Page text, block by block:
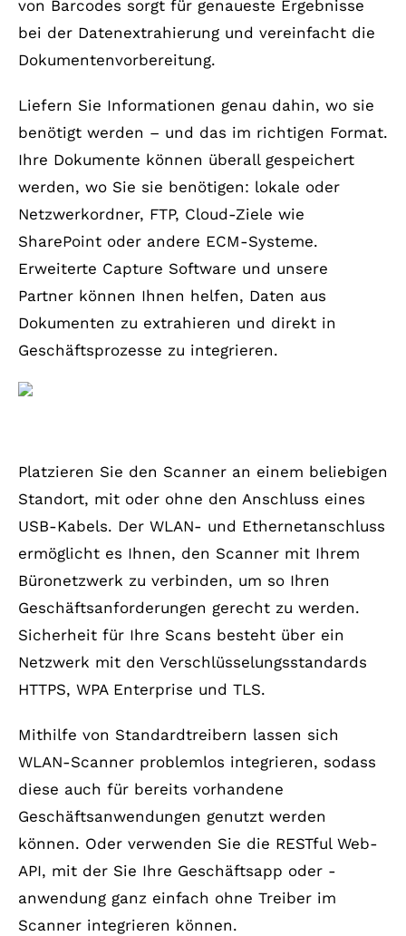
von Barcodes sorgt für genaueste Ergebnisse
bei der Datenextrahierung und vereinfacht die
Dokumentenvorbereitung.
Liefern Sie Informationen genau dahin, wo sie
benötigt werden – und das im richtigen Format.
Ihre Dokumente können überall gespeichert
werden, wo Sie sie benötigen: lokale oder
Netzwerkordner, FTP, Cloud-Ziele wie
SharePoint oder andere ECM-Systeme.
Erweiterte Capture Software und unsere
Partner können Ihnen helfen, Daten aus
Dokumenten zu extrahieren und direkt in
Geschäftsprozesse zu integrieren.
Platzieren Sie den Scanner an einem beliebigen
Standort, mit oder ohne den Anschluss eines
USB-Kabels. Der WLAN- und Ethernetanschluss
ermöglicht es Ihnen, den Scanner mit Ihrem
Büronetzwerk zu verbinden, um so Ihren
Geschäftsanforderungen gerecht zu werden.
Sicherheit für Ihre Scans besteht über ein
Netzwerk mit den Verschlüsselungsstandards
HTTPS, WPA Enterprise und TLS.
Mithilfe von Standardtreibern lassen sich
WLAN-Scanner problemlos integrieren, sodass
diese auch für bereits vorhandene
Geschäftsanwendungen genutzt werden
können. Oder verwenden Sie die RESTful Web-
API, mit der Sie Ihre Geschäftsapp oder -
anwendung ganz einfach ohne Treiber im
Scanner integrieren können.